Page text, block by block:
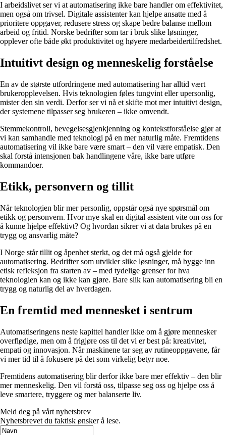
I arbeidslivet ser vi at automatisering ikke bare handler om effektivitet,
men også om trivsel. Digitale assistenter kan hjelpe ansatte med å
prioritere oppgaver, redusere stress og skape bedre balanse mellom
arbeid og fritid. Norske bedrifter som tar i bruk slike løsninger,
opplever ofte både økt produktivitet og høyere medarbeidertilfredshet.
Intuitivt design og menneskelig forståelse
En av de største utfordringene med automatisering har alltid vært
brukeropplevelsen. Hvis teknologien føles tungvint eller upersonlig,
mister den sin verdi. Derfor ser vi nå et skifte mot mer intuitivt design,
der systemene tilpasser seg brukeren – ikke omvendt.
Stemmekontroll, bevegelsesgjenkjenning og kontekstforståelse gjør at
vi kan samhandle med teknologi på en mer naturlig måte. Fremtidens
automatisering vil ikke bare være smart – den vil være empatisk. Den
skal forstå intensjonen bak handlingene våre, ikke bare utføre
kommandoer.
Etikk, personvern og tillit
Når teknologien blir mer personlig, oppstår også nye spørsmål om
etikk og personvern. Hvor mye skal en digital assistent vite om oss for
å kunne hjelpe effektivt? Og hvordan sikrer vi at data brukes på en
trygg og ansvarlig måte?
I Norge står tillit og åpenhet sterkt, og det må også gjelde for
automatisering. Bedrifter som utvikler slike løsninger, må bygge inn
etisk refleksjon fra starten av – med tydelige grenser for hva
teknologien kan og ikke kan gjøre. Bare slik kan automatisering bli en
trygg og naturlig del av hverdagen.
En fremtid med mennesket i sentrum
Automatiseringens neste kapittel handler ikke om å gjøre mennesker
overflødige, men om å frigjøre oss til det vi er best på: kreativitet,
empati og innovasjon. Når maskinene tar seg av rutineoppgavene, får
vi mer tid til å fokusere på det som virkelig betyr noe.
Fremtidens automatisering blir derfor ikke bare mer effektiv – den blir
mer menneskelig. Den vil forstå oss, tilpasse seg oss og hjelpe oss å
leve smartere, tryggere og mer balanserte liv.
Meld deg på vårt nyhetsbrev
Nyhetsbrevet du faktisk ønsker å lese.